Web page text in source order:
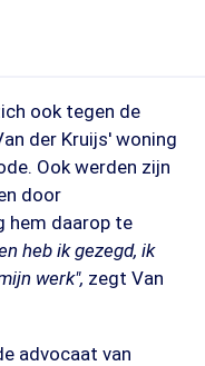
ook tegen de
der Kruijs' woning
Ook werden zijn
door
hem daarop te
heb ik gezegd, ik
werk", zegt Van
advocaat van